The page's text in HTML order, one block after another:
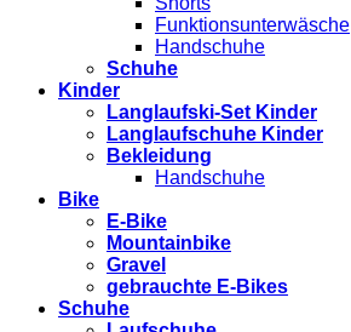
Funktionsunterwäsche
Handschuhe
Schuhe
Kinder
Langlaufski-Set Kinder
Langlaufschuhe Kinder
Bekleidung
Handschuhe
Bike
E-Bike
Mountainbike
Gravel
gebrauchte E-Bikes
Schuhe